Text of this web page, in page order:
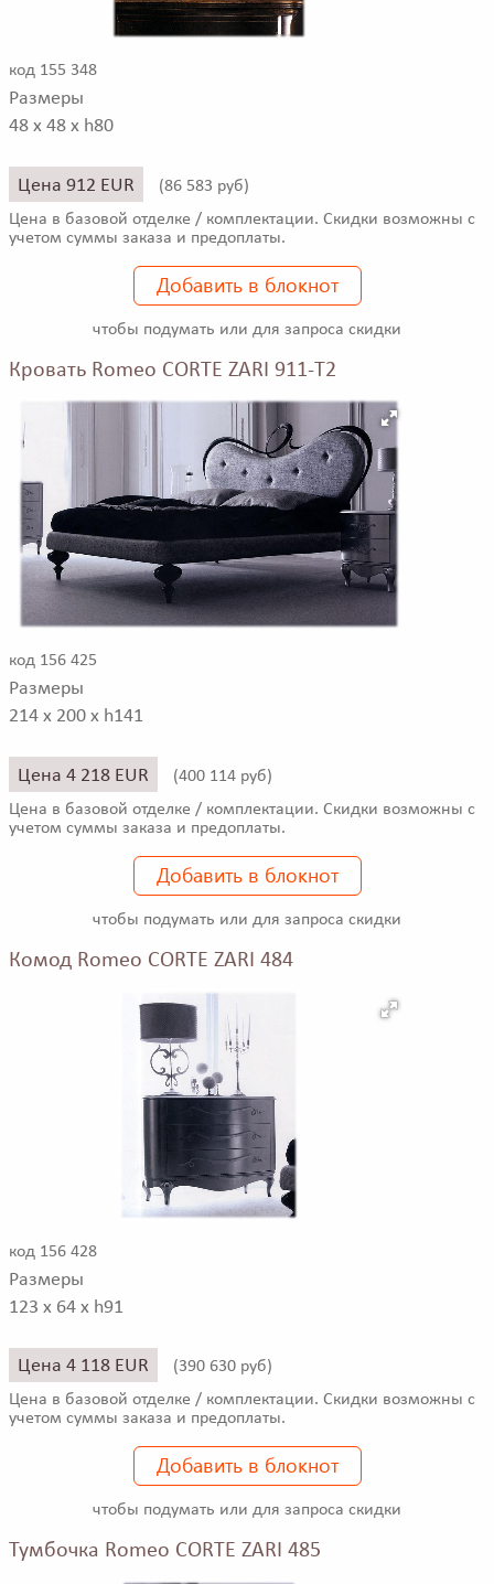
код 155 348
Размеры
48 x 48 x h80
Цена 912 EUR (86 583 руб)
Цена в базовой отделке / комплектации. Скидки возможны с
учетом суммы заказа и предоплаты.
Добавить в блокнот
чтобы подумать или для запроса скидки
Кровать Romeo CORTE ZARI 911-T2
код 156 425
Размеры
214 x 200 x h141
Цена 4 218 EUR (400 114 руб)
Цена в базовой отделке / комплектации. Скидки возможны с
учетом суммы заказа и предоплаты.
Добавить в блокнот
чтобы подумать или для запроса скидки
Комод Romeo CORTE ZARI 484
код 156 428
Размеры
123 x 64 x h91
Цена 4 118 EUR (390 630 руб)
Цена в базовой отделке / комплектации. Скидки возможны с
учетом суммы заказа и предоплаты.
Добавить в блокнот
чтобы подумать или для запроса скидки
Тумбочка Romeo CORTE ZARI 485